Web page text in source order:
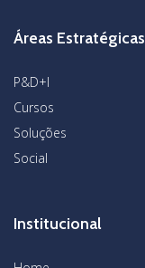
Áreas Estratégicas
P&D+I
Cursos
Soluções
Social
Institucional